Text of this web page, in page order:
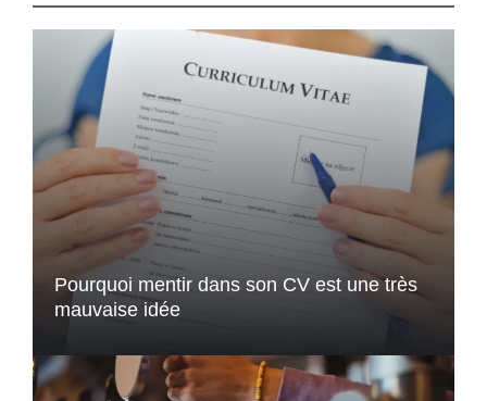
Pourquoi mentir dans son CV est une très
mauvaise idée